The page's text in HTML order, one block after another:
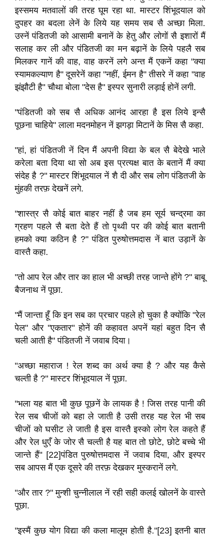
इस्‍समय मतवालों की तरह घूम रहा था. मास्‍टर शिंभूदयाल को
दुपहर का बदला लेनें के लिये यह समय सब सै अच्‍छा मिला.
उस्‍नें पंडितजी को आसामी बनानें के हेतु और लोगों सै इशारों मैं
सलाह कर ली और पंडितजी का मन बढ़ानें के लिये पहलै सब
मिलकर गानें की वाह, वाह करनें लगे अन्त मैं एकनें कहा "क्‍या
स्‍यामकल्‍याण है" दूसरेनें कहा "नहीं, ईमन है" तीसरे नें कहा "वाह
झंझौटी है" चौथा बोला "देस है" इस्‍पर सुनारी लड़ाई होनें लगी.
"पंडितजी को सब सै अधिक आनंद आरहा है इस लिये इन्‍सै
पूछना चाहिये" लाला मदनमोहन नें झगड़ा मिटानें के मिस सै कहा.
"हां, हां पंडितजी नें दिन मैं अपनी विद्या के बल सै बेदेखे भाले
करेला बता दिया था सो अब इस प्रत्‍यक्ष बात के बतानें मैं क्‍या
संदेह है ?" मास्‍टर शिंभूदयाल नें शै दी और सब लोग पंडितजी के
मुंहकी तरफ़ देखनें लगे.
"शास्‍त्र सै कोई बात बाहर नहीं है जब हम सूर्य चन्‍द्रमा का
ग्रहण पहले सै बता देते हैं तो पृथ्वी पर की कोई बात बतानी
हमको क्‍या कठिन है ?" पंडित पुरुषोत्तमदास नें बात उड़ानें के
वास्‍तै कहा.
"तो आप रेल और तार का हाल भी अच्‍छी तरह जान्‍ते होंगे ?" बाबू
बैजनाथ नें पूछा.
"मैं जान्‍ता हूँ कि इन सब का प्रचार पहले हो चुका है क्‍योंकि "रेल
पेल" और "एकतार" होनें की कहावत अपनें यहां बहुत दिन सै
चली आती है" पंडितजी नें जवाब दिया।
"अच्‍छा महाराज ! रेल शब्‍द का अर्थ क्‍या है ? और यह कैसे
चल्‍ती है ?" मास्‍टर शिंभूदयाल नें पूछा.
"भला यह बात भी कुछ पूछनें के लायक है ! जिस तरह पानी की
रेल सब चीजों को बहा ले जाती है उसी तरह यह रेल भी सब
चीजों को घसीट ले जाती है इस वास्तै इस्‍को लोग रेल कहते हैं
और रेल धुएँ के जोर सै चल्ती है यह बात तो छोटे, छोटे बच्‍चे भी
जान्‍ते हैं" [22]पंडित पुरुषोत्तमदास नें जवाब दिया, और इस्‍पर
सब आपस मैं एक दूसरे की तरफ़ देखकर मुस्‍करानें लगे.
"और तार ?" मुन्शी चुन्‍नीलाल नें रही सही कलई खोलनें के वास्‍ते
पूछा.
"इस्‍मैं कुछ योग विद्या की कला मालूम होती है."[23] इतनी बात